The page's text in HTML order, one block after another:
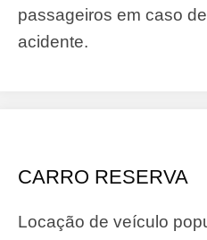
passageiros em caso de
acidente.
CARRO RESERVA
Locação de veículo